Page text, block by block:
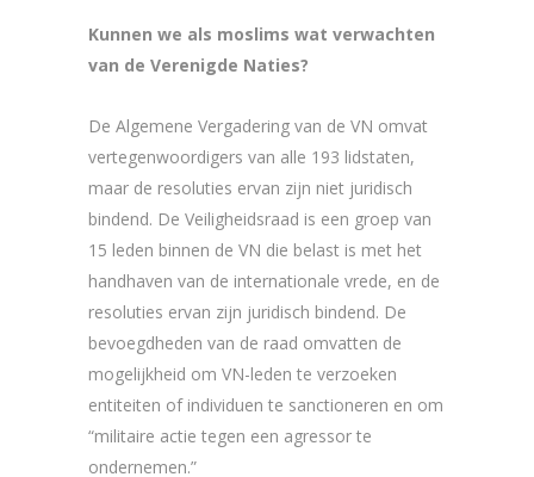
Kunnen we als moslims wat verwachten
van de Verenigde Naties?
De Algemene Vergadering van de VN omvat
vertegenwoordigers van alle 193 lidstaten,
maar de resoluties ervan zijn niet juridisch
bindend. De Veiligheidsraad is een groep van
15 leden binnen de VN die belast is met het
handhaven van de internationale vrede, en de
resoluties ervan zijn juridisch bindend. De
bevoegdheden van de raad omvatten de
mogelijkheid om VN-leden te verzoeken
entiteiten of individuen te sanctioneren en om
“militaire actie tegen een agressor te
ondernemen.”